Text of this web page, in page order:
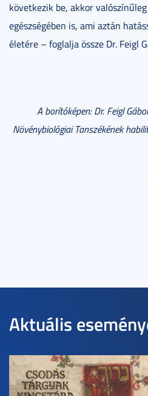
következik be, akkor
egészségében is, ami aztán
életére – foglalja össze Dr. Feigl
A borítóképen: Dr. Feigl
Növénybiológiai Tanszékének
Aktuális